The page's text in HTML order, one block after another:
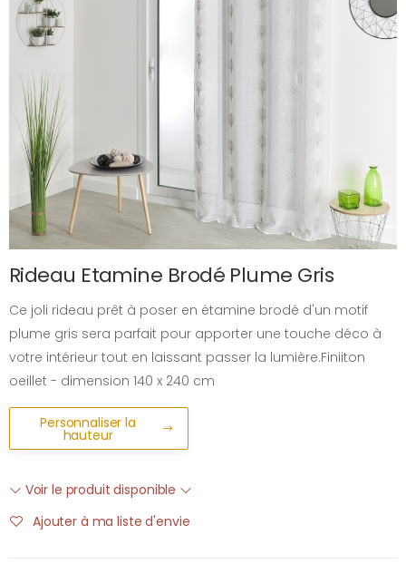
Rideau Etamine Brodé Plume Gris
Ce joli rideau prêt à poser en étamine brodé d'un motif
plume gris sera parfait pour apporter une touche déco à
votre intérieur tout en laissant passer la lumière.Finiiton
oeillet - dimension 140 x 240 cm
Personnaliser la
hauteur
Voir le produit disponible
Ajouter à ma liste d'envie